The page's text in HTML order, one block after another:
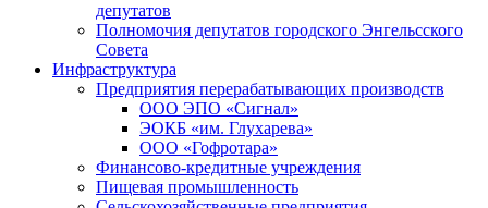
депутатов
Полномочия депутатов городского Энгельсского
Совета
Инфраструктура
Предприятия перерабатывающих производств
ООО ЭПО «Сигнал»
ЭОКБ «им. Глухарева»
ООО «Гофротара»
Финансово-кредитные учреждения
Пищевая промышленность